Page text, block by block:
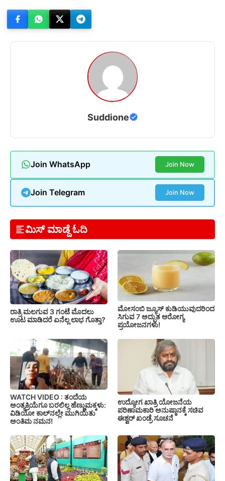
Suddione
Join WhatsApp Join Now
Join Telegram Join Now
ಮಿಸ್ ಮಾಡ್ದೆ ಓದಿ
ರಾತ್ರಿ ಮಲಗುವ 3 ಗಂಟೆ ಮೊದಲು
ಊಟ ಮಾಡಿದರೆ ಏನೆಲ್ಲ ಲಾಭ ಗೊತ್ತಾ?
ಮೋಸಂಬಿ ಜ್ಯೂಸ್ ಕುಡಿಯುವುದರಿಂದ
ಸಿಗುವ 7 ಅದ್ಭುತ ಆರೋಗ್ಯ
ಪ್ರಯೋಜನಗಳು!
WATCH VIDEO : ತಂದೆಯ
ಅಂತ್ಯಕ್ರಿಯೆಗೂ ಬರಲಿಲ್ಲ ಹೆಣ್ಣುಮಕ್ಕಳು:
ವಿಡಿಯೋ ಕಾಲ್‌ನಲ್ಲೇ ಮುಗಿಯಿತು
ಅಂತಿಮ ನಮನ!
ಉದ್ಯೋಗ ಖಾತ್ರಿ ಯೋಜನೆಯ
ಪರಿಣಾಮಕಾರಿ ಅನುಷ್ಠಾನಕ್ಕೆ ಸಚಿವ
ಈಶ್ವರ್ ಖಂಡ್ರೆ ಸೂಚನೆ